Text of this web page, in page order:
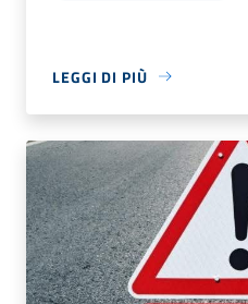
LEGGI DI PIÙ